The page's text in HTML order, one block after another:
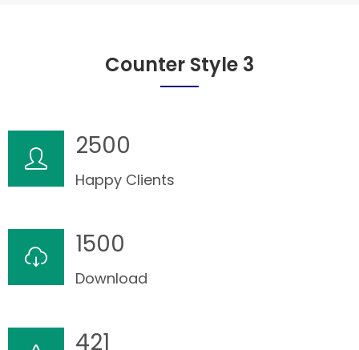
Counter Style 3
2500
Happy Clients
1500
Download
421